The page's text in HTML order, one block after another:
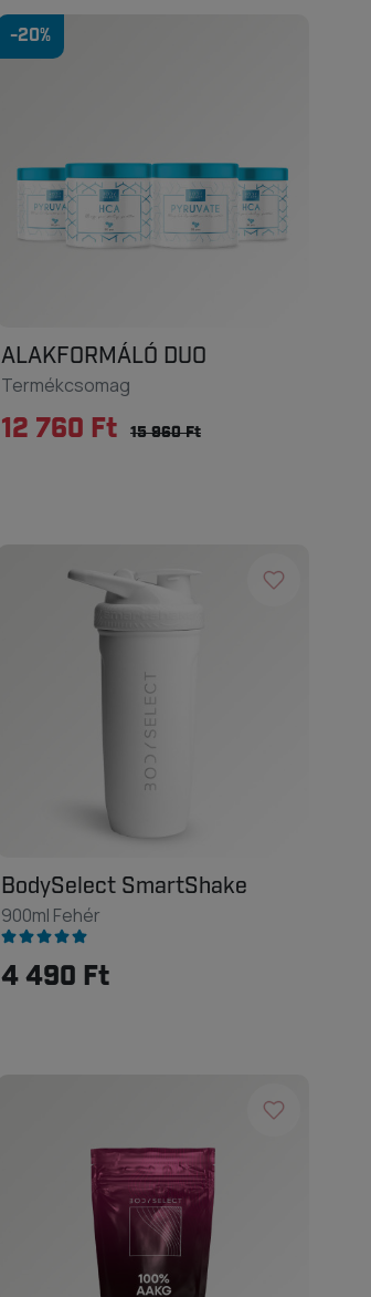
-20%
ALAKFORMÁLÓ DUO
Termékcsomag
12 760 Ft 15 960 Ft
BodySelect SmartShake
900ml Fehér
4 490 Ft